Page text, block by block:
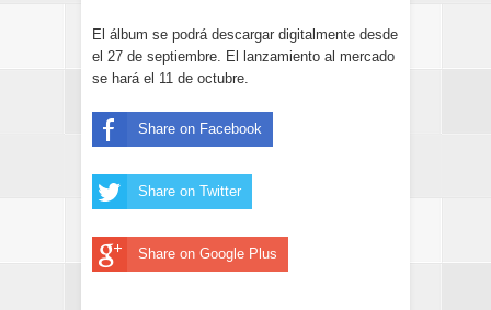
El álbum se podrá descargar digitalmente desde
el 27 de septiembre. El lanzamiento al mercado
se hará el 11 de octubre.
Share on Facebook
Share on Twitter
Share on Google Plus